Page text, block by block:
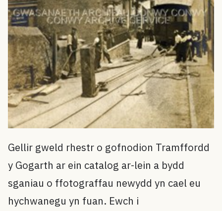
Gellir gweld rhestr o gofnodion Tramffordd
y Gogarth ar ein catalog ar-lein a bydd
sganiau o ffotograffau newydd yn cael eu
hychwanegu yn fuan. Ewch i